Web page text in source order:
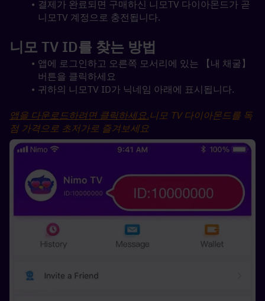
결제가 완료되면 구매하신 니모TV 다이아몬드가 곧
니모TV 계정으로 충전됩니다.
니모 TV ID를 찾는 방법
앱에 로그인하고 오른쪽 모서리에 있는 【내 채굴】
버튼을 클릭하세요
귀하의 니모TV ID가 닉네임 아래에 표시됩니다.
앱을 다운로드하려면 클릭하세요.니모 TV 다이아몬드를 독
점 가격으로 초저가로 즐겨보세요